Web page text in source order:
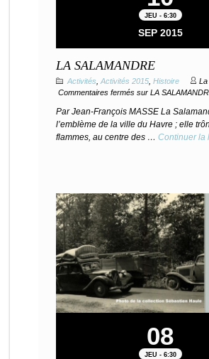
JEU - 6:30
SEP 2015
LA SALAMANDRE
Activités Activités 2015 Histoire
Commentaires fermés sur LA
Par Jean-François MASSE La
l’emblème de la ville du Havre ; elle
flammes, au centre des … Continuer la
08
JEU - 6:30